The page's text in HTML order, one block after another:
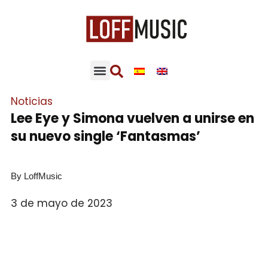
Noticias
Lee Eye y Simona vuelven a unirse en
su nuevo single ‘Fantasmas’
By LoffMusic
3 de mayo de 2023